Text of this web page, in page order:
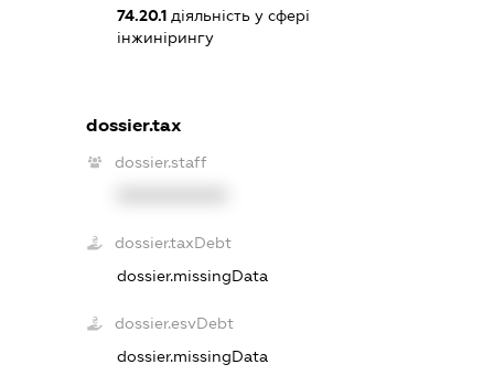
74.20.1діяльність у сфері
інжинірингу
dossier.tax
dossier.staff
dossier.taxDebt
dossier.missingData
dossier.esvDebt
dossier.missingData